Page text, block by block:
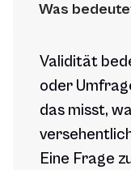
Was
Validität
oder
das misst,
Eine Frage